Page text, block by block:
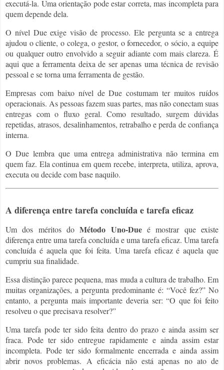
executá-la. Uma orientação pode estar correta, mas incompleta para
quem depende dela.
O nível Due exige visão de processo. Ele pergunta se a entrega
ajudou o cliente, o colega, o gestor, o fornecedor, o sócio, a equipe
ou qualquer outro envolvido a seguir adiante com mais clareza. É
aqui que a ferramenta deixa de ser apenas uma técnica de revisão
pessoal e se torna uma ferramenta de gestão.
Empresas com baixo nível de Due costumam ter muitos ruídos
operacionais. As pessoas fazem suas partes, mas não conectam suas
entregas com o fluxo geral. Como resultado, surgem dúvidas
repetidas, atrasos, desalinhamentos, retrabalho e perda de confiança
interna.
O Due lembra que uma entrega administrativa não termina em
quem faz. Ela continua em quem recebe, interpreta, utiliza, aprova,
executa ou decide com base naquilo.
A diferença entre tarefa concluída e tarefa eficaz
Um dos méritos doMétodo Uno-Dueé mostrar que existe
diferença entre uma tarefa concluída e uma tarefa eficaz. Uma tarefa
concluída é aquela que foi feita. Uma tarefa eficaz é aquela que
cumpriu sua finalidade.
Essa distinção parece pequena, mas muda a cultura de trabalho. Em
muitas organizações, a pergunta predominante é: “Você fez?” No
entanto, a pergunta mais importante deveria ser: “O que foi feito
resolveu o que precisava resolver?”
Uma tarefa pode ter sido feita dentro do prazo e ainda assim ser
fraca. Pode ter sido entregue rapidamente e ainda assim estar
incompleta. Pode ter sido formalmente encerrada e ainda assim
abrir novos problemas. A eficácia não está apenas no ato de